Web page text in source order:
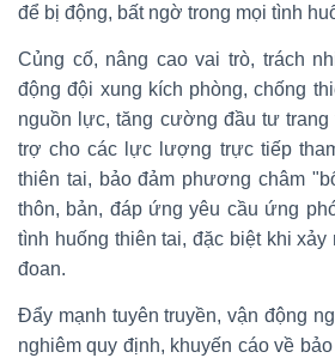
để bị động, bất ngờ trong mọi tình
Củng cố, nâng cao vai trò, trách
động đội xung kích phòng, chống
nguồn lực, tăng cường đầu tư trang
trợ cho các lực lượng trực tiếp
thiên tai, bảo đảm phương châm
thôn, bản, đáp ứng yêu cầu ứng
tình huống thiên tai, đặc biệt khi
đoan.
Đẩy mạnh tuyên truyền, vận động
nghiêm quy định, khuyến cáo về